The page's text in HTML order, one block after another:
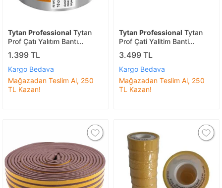
Tytan Professional Tytan
Prof Çatı Yalıtım Bantı
10cmx10m
1.399 TL
Kargo Bedava
Mağazadan Teslim Al, 250
TL Kazan!
Tytan Professional Tytan
Prof Çati Yalitim Banti
30cmx10m
3.499 TL
Kargo Bedava
Mağazadan Teslim Al, 250
TL Kazan!